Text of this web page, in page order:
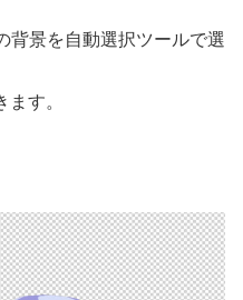
背景を自動選択ツールで選
す。